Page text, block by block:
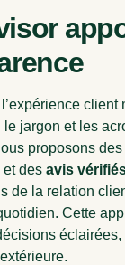
expérience client
le jargon et les
proposons des
et des avis
de la relation
Cette